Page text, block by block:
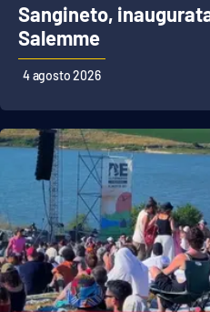
Sangineto,
Salemme
4 agosto 2026